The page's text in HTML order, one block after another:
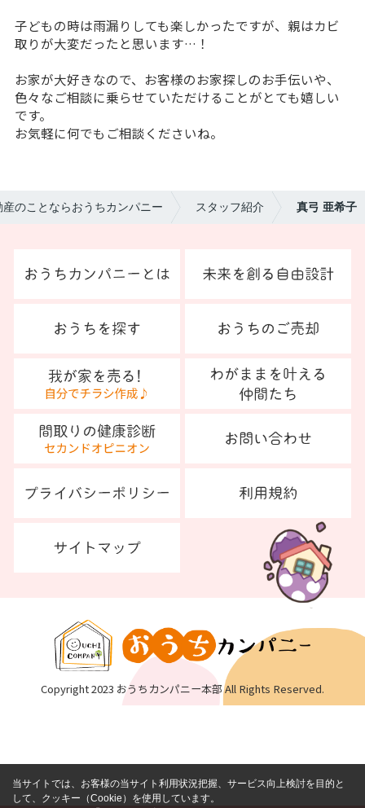
子どもの時は雨漏りしても楽しかったですが、親はカビ
取りが大変だったと思います…！
お家が大好きなので、お客様のお家探しのお手伝いや、
色々なご相談に乗らせていただけることがとても嬉しい
です。
お気軽に何でもご相談くださいね。
のことならおうちカンパニー スタッフ紹介 真弓 亜希子
Copyright 2023 おうちカンパニー本部 All Rights Reserved.
当サイトでは、お客様の当サイト利用状況把握、サービス向上検討を目的と
して、クッキー（Cookie）を使用しています。